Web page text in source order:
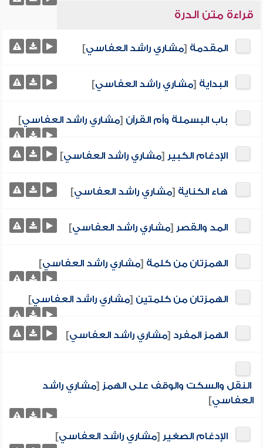
قراءة متن الدرة
المقدمة [مشاري راشد العفاسي]
البداية [مشاري راشد العفاسي]
باب البسملة وأم القرآن [مشاري راشد العفاسي]
الإدغام الكبير [مشاري راشد العفاسي]
هاء الكناية [مشاري راشد العفاسي]
المد والقصر [مشاري راشد العفاسي]
الهمزتان من كلمة [مشاري راشد العفاسي]
الهمزتان من كلمتين [مشاري راشد العفاسي]
الهمز المفرد [مشاري راشد العفاسي]
النقل والسكت والوقف على الهمز [مشاري راشد
العفاسي]
الإدغام الصغير [مشاري راشد العفاسي]